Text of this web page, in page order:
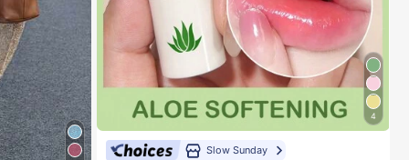
4
Slow Sunday